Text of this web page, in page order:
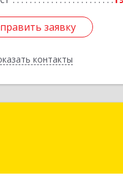
заявку
контакты
заявку
Назад
обл, Уварово г,